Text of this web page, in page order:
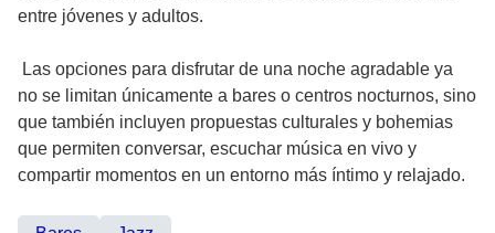
entre jóvenes y adultos.
Las opciones para disfrutar de una noche agradable ya
no se limitan únicamente a bares o centros nocturnos, sino
que también incluyen propuestas culturales y bohemias
que permiten conversar, escuchar música en vivo y
compartir momentos en un entorno más íntimo y relajado.